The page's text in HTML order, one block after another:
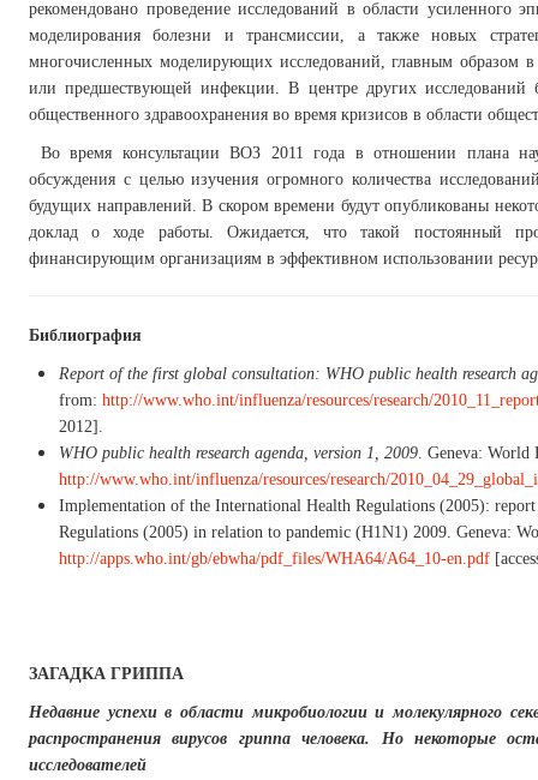
рекомендовано проведение исследований в области усиленного
моделирования болезни и трансмиссии, а также новых
многочисленных моделирующих исследований, главным образом
или предшествующей инфекции. В центре других
общественного здравоохранения во время кризисов в области
Во время консультации ВОЗ 2011 года в отношении плана
обсуждения с целью изучения огромного количества
будущих направлений. В скором времени будут опубликованы
доклад о ходе работы. Ожидается, что такой постоянный
финансирующим организациям в эффективном использовании
Библиография
Report of the first global consultation: WHO public health research
from: http://www.who.int/influenza/resources/research/
2012].
WHO public health research agenda, version 1, 2009. Geneva: World
http://www.who.int/influenza/resources/research/
Implementation of the International Health Regulations (2005):
Regulations (2005) in relation to pandemic (H1N1) 2009. Geneva:
http://apps.who.int/gb/ebwha/pdf_files/WHA64/A64_10-en.pdf
ЗАГАДКА ГРИППА
Недавние успехи в области микробиологии и молекулярного
распространения вирусов гриппа человека. Но некоторые
исследователей